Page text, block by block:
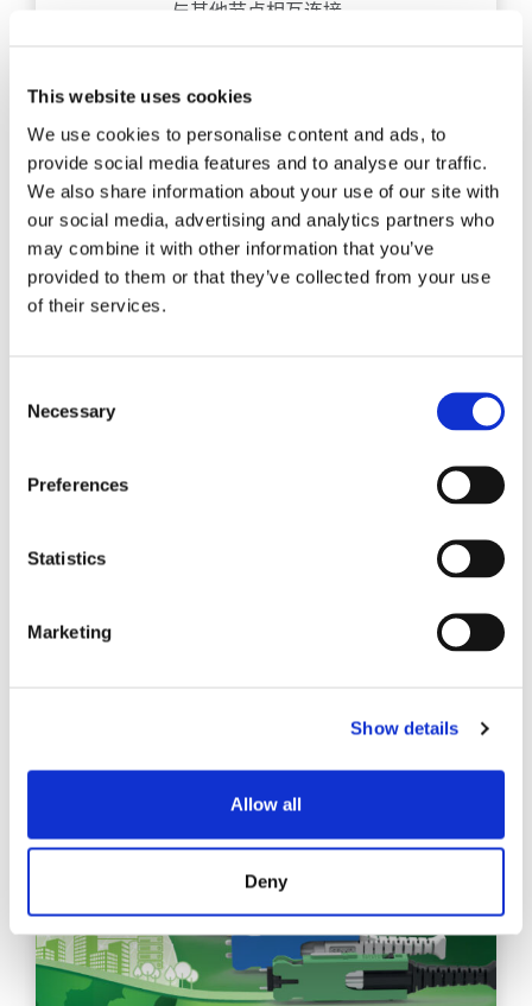
This website uses cookies
We use cookies to personalise content and ads, to
provide social media features and to analyse our traffic.
We also share information about your use of our site with
our social media, advertising and analytics partners who
may combine it with other information that you’ve
provided to them or that they’ve collected from your use
of their services.
Selection
Necessary
Preferences
Statistics
Marketing
Show details
Allow all
Deny
与其他节点相互连接。
探索 SN UNIBOOT 连接器作
随着对更高带宽和更佳网络可扩展性的需求不断增
长，光连接器的选择在网络中发挥着越来越重要的